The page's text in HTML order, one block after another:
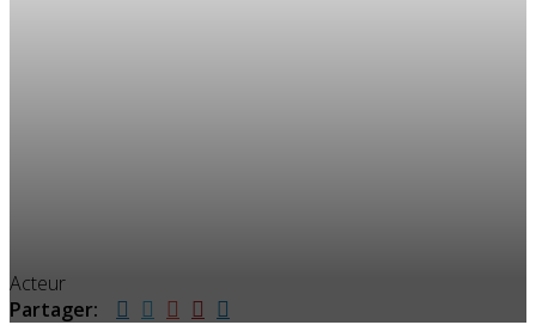
Acteur
Partager: